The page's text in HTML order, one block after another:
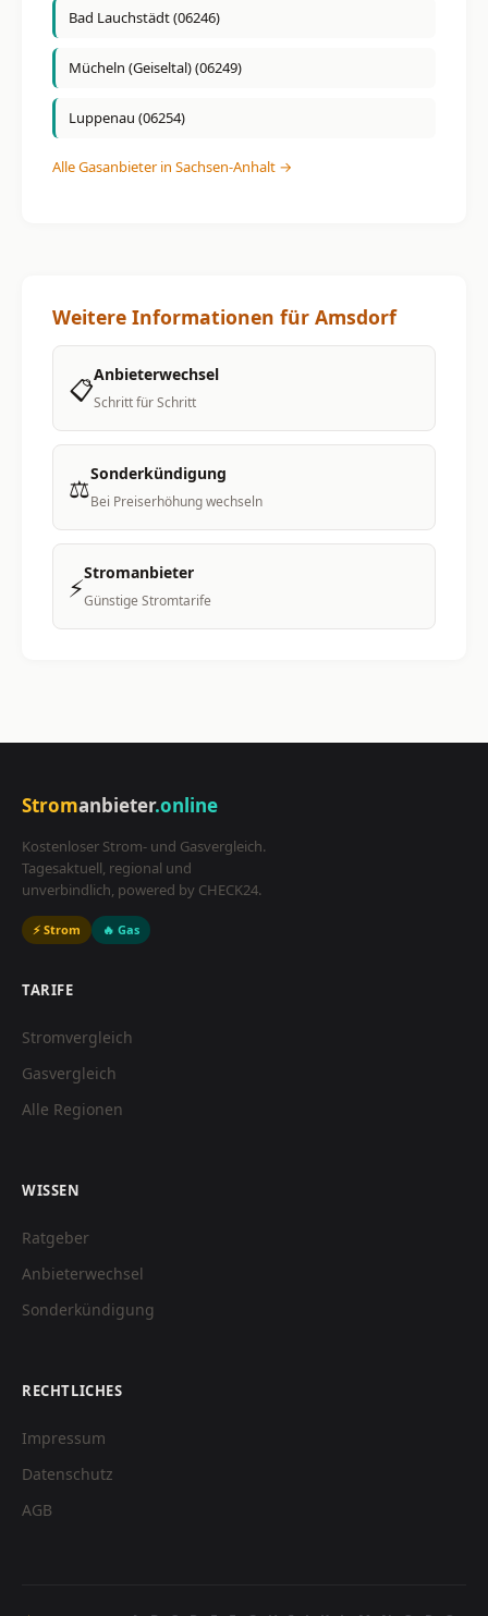
Bad Lauchstädt (06246)
Mücheln (Geiseltal) (06249)
Luppenau (06254)
Alle Gasanbieter in Sachsen-Anhalt →
Weitere Informationen für Amsdorf
📋Anbieterwechsel
Schritt für Schritt
⚖️Sonderkündigung
Bei Preiserhöhung wechseln
⚡Stromanbieter
Günstige Stromtarife
Stromanbieter.online
Kostenloser Strom- und Gasvergleich.
Tagesaktuell, regional und
unverbindlich, powered by CHECK24.
⚡ Strom 🔥 Gas
TARIFE
Stromvergleich
Gasvergleich
Alle Regionen
WISSEN
Ratgeber
Anbieterwechsel
Sonderkündigung
RECHTLICHES
Impressum
Datenschutz
AGB